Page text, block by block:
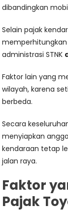
dibandingkan
Selain pajak
administrasi STNK
Faktor lain yang
wilayah, karena
berbeda.
Secara
menyiapkan
kendaraan tetap
jalan raya.
Faktor
Pajak